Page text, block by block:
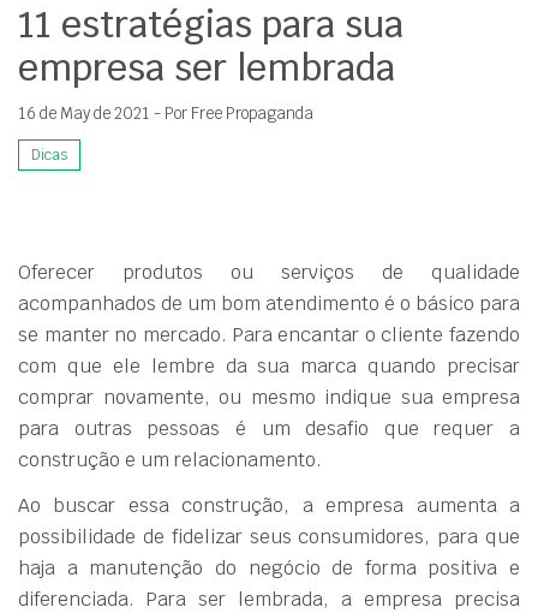
11 estratégias para sua
empresa ser lembrada
16 de May de 2021 - Por Free Propaganda
Dicas
Oferecer produtos ou serviços de qualidade
acompanhados de um bom atendimento é o básico para
se manter no mercado. Para encantar o cliente fazendo
com que ele lembre da sua marca quando precisar
comprar novamente, ou mesmo indique sua empresa
para outras pessoas é um desafio que requer a
construção e um relacionamento.
Ao buscar essa construção, a empresa aumenta a
possibilidade de fidelizar seus consumidores, para que
haja a manutenção do negócio de forma positiva e
diferenciada. Para ser lembrada, a empresa precisa